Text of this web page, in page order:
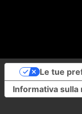
Informativa sulla
Le tue